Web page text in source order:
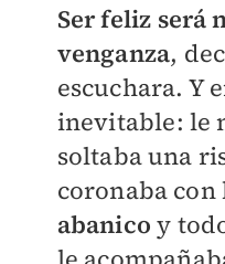
Ser feliz será
venganza,
escuchara. Y
inevitable: le
soltaba una
coronaba con
abanicoy